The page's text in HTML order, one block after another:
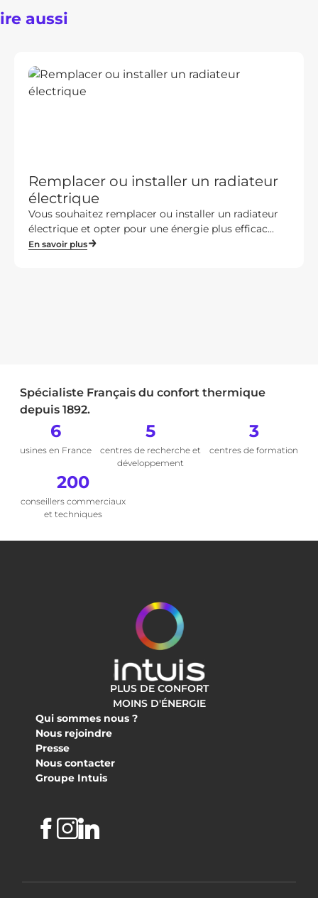
aussi
Remplacer ou installer un radiateur
électrique
Vous souhaitez remplacer ou installer un radiateur
électrique et opter pour une énergie plus efficac...
En savoir plus
Spécialiste Français du confort thermique
depuis 1892.
6
usines en France
5
centres de recherche et
développement
3
centres de formation
200
conseillers commerciaux
et techniques
PLUS DE CONFORT
MOINS D'ÉNERGIE
Qui sommes nous ?
Nous rejoindre
Presse
Nous contacter
Groupe Intuis
Facebook
Instagram
Linkedin